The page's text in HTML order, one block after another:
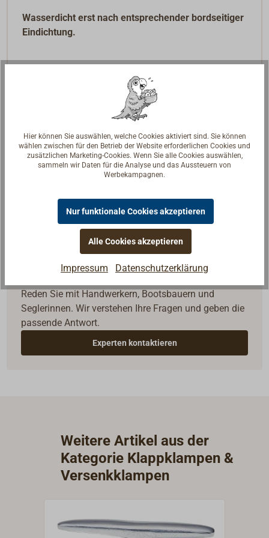
Wasserdicht erst nach entsprechender bordseitiger
Eindichtung.
Fragen zum Artikel?
Reden Sie mit Handwerkern, Bootsbauern und
Seglerinnen. Wir verstehen Ihre Fragen und geben die
passende Antwort.
Experten kontaktieren
Weitere Artikel aus der
Kategorie Klappklampen &
Versenkklampen
Hier können Sie auswählen, welche Cookies aktiviert sind. Sie können
wählen zwischen für den Betrieb der Website erforderlichen Cookies und
zusätzlichen Marketing-Cookies. Wenn Sie alle Cookies auswählen,
sammeln wir Daten für die Analyse und das Aussteuern von
Werbekampagnen.
Nur funktionale Cookies akzeptieren
Alle Cookies akzeptieren
Impressum Datenschutzerklärung